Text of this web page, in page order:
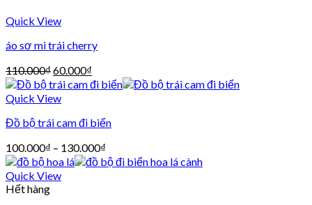
Quick View
áo sơ mi trái cherry
110.000₫60.000₫
Quick View
Đồ bộ trái cam đi biển
100.000₫ – 130.000₫
Quick View
Hết hàng